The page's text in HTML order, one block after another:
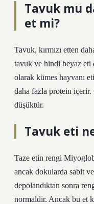
Tavuk mu
et mi?
Tavuk, kırmızı etten
tavuk ve hindi beyaz eti
olarak kümes hayvanı
daha fazla protein
düşüktür.
Tavuk eti
Taze etin rengi
ancak dokularda sabit
depolandıktan sonra
normaldir. Ancak bu et